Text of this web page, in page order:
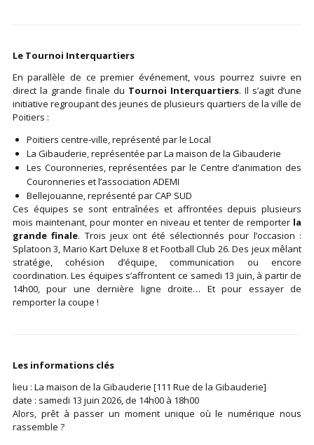
Le Tournoi Interquartiers ​​
En parallèle de ce premier événement, vous pourrez suivre en
direct la grande finale du Tournoi Interquartiers. Il s’agit d’une
initiative regroupant des jeunes de plusieurs quartiers de la ville de
Poitiers :
Poitiers centre-ville, représenté par le Local
La Gibauderie, représentée par La maison de la Gibauderie
Les Couronneries, représentées par le Centre d’animation des
Couronneries et l’association ADEMI
Bellejouanne, représenté par CAP SUD
Ces équipes se sont entraînées et affrontées depuis plusieurs
mois maintenant, pour monter en niveau et tenter de remporter la
grande finale. Trois jeux ont été sélectionnés pour l’occasion :
Splatoon 3, Mario Kart Deluxe 8 et Football Club 26. Des jeux mêlant
stratégie, cohésion d’équipe, communication ou encore
coordination. Les équipes s’affrontent ce samedi 13 juin, à partir de
14h00, pour une dernière ligne droite… Et pour essayer de
remporter la coupe !
Les informations clés
​lieu : La maison de la Gibauderie [111 Rue de la Gibauderie]
​date : samedi 13 juin 2026, de 14h00 à 18h00
Alors, prêt à passer un moment unique où le numérique nous
rassemble ?